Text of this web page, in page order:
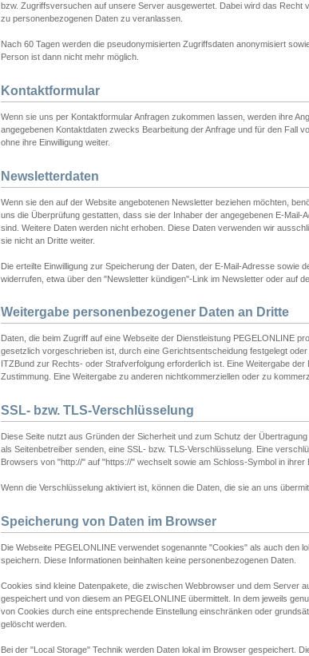
bzw. Zugriffsversuchen auf unsere Server ausgewertet. Dabei wird das Recht
zu personenbezogenen Daten zu veranlassen.
Nach 60 Tagen werden die pseudonymisierten Zugriffsdaten anonymisiert
Person ist dann nicht mehr möglich.
Kontaktformular
Wenn sie uns per Kontaktformular Anfragen zukommen lassen, werden ihre
angegebenen Kontaktdaten zwecks Bearbeitung der Anfrage und für den Fall
ohne ihre Einwilligung weiter.
Newsletterdaten
Wenn sie den auf der Website angebotenen Newsletter beziehen möchten,
uns die Überprüfung gestatten, dass sie der Inhaber der angegebenen E-
sind. Weitere Daten werden nicht erhoben. Diese Daten verwenden wir
sie nicht an Dritte weiter.
Die erteilte Einwilligung zur Speicherung der Daten, der E-Mail-Adresse sowie
widerrufen, etwa über den "Newsletter kündigen"-Link im Newsletter oder auf
Weitergabe personenbezogener Daten an Dritte
Daten, die beim Zugriff auf eine Webseite der Dienstleistung PEGELONLINE
gesetzlich vorgeschrieben ist, durch eine Gerichtsentscheidung festgelegt
ITZBund zur Rechts- oder Strafverfolgung erforderlich ist. Eine Weitergabe
Zustimmung. Eine Weitergabe zu anderen nichtkommerziellen oder zu
SSL- bzw. TLS-Verschlüsselung
Diese Seite nutzt aus Gründen der Sicherheit und zum Schutz der
als Seitenbetreiber senden, eine SSL- bzw. TLS-Verschlüsselung. Eine
Browsers von "http://" auf "https://" wechselt sowie am Schloss-Symbol in ihrer
Wenn die Verschlüsselung aktiviert ist, können die Daten, die sie an uns
Speicherung von Daten im Browser
Die Webseite PEGELONLINE verwendet sogenannte "Cookies" als auch den
speichern. Diese Informationen beinhalten keine personenbezogenen Daten.
Cookies sind kleine Datenpakete, die zwischen Webbrowser und dem Server
gespeichert und von diesem an PEGELONLINE übermittelt. In dem jeweils
von Cookies durch eine entsprechende Einstellung einschränken oder
gelöscht werden.
Bei der "Local Storage" Technik werden Daten lokal im Browser gespeichert.